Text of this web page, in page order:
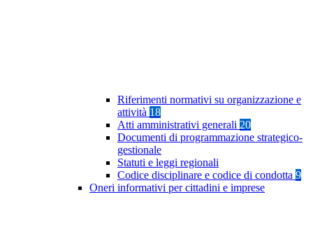
Riferimenti normativi su organizzazione e
attività 18
Atti amministrativi generali 20
Documenti di programmazione strategico-
gestionale
Statuti e leggi regionali
Codice disciplinare e codice di condotta 9
Oneri informativi per cittadini e imprese